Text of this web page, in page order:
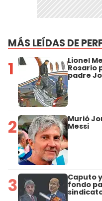
MÁS LEÍDAS DE
1 Lionel
Rosario
padre
2 Murió
Messi
3 Caputo
fondo